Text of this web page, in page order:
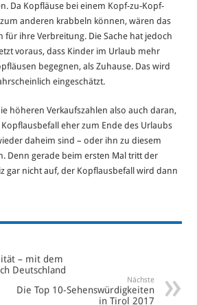
Da Kopfläuse bei einem Kopf-zu-Kopf-
anderen krabbeln können, wären das
für ihre Verbreitung. Die Sache hat jedoch
voraus, dass Kinder im Urlaub mehr
begegnen, als Zuhause. Das wird
eingeschätzt.
höheren Verkaufszahlen also auch daran,
eher zum Ende des Urlaubs
daheim sind – oder ihn zu diesem
Denn gerade beim ersten Mal tritt der
gar nicht auf, der Kopflausbefall wird dann
– mit dem
Deutschland
Nächste
Die Top 10-Sehenswürdigkeiten
in Tirol 2017